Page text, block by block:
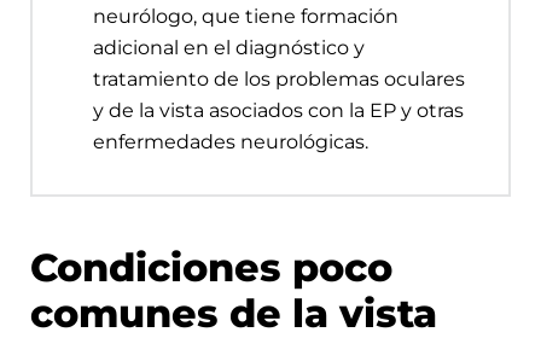
neurólogo, que tiene formación
adicional en el diagnóstico y
tratamiento de los problemas oculares
y de la vista asociados con la EP y otras
enfermedades neurológicas.
Condiciones poco
comunes de la vista